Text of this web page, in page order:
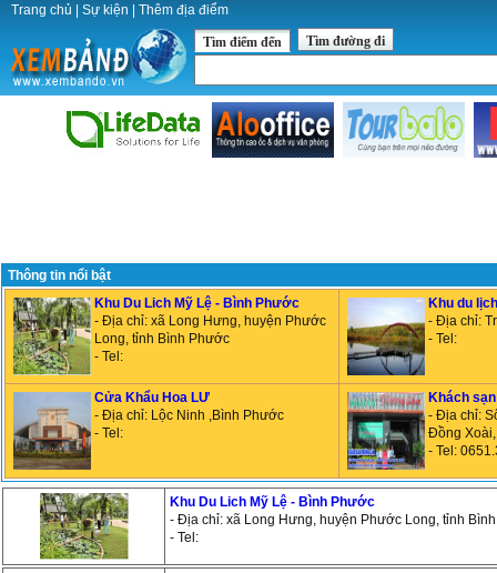
Trang chủ Sự kiện Thêm địa điểm
Tìm điểm đến Tìm đường đi
Thông tin nổi bật
Khu Du Lich Mỹ Lệ - Bình Phước
- Địa chỉ: xã Long Hưng, huyện Phước
Long, tỉnh Bình Phước
- Tel:
Khu du
- Địa chỉ:
- Tel:
Cửa Khẩu Hoa LƯ
- Địa chỉ: Lộc Ninh ,Bình Phước
- Tel:
Khách
- Địa chỉ:
Đồng
- Tel:
Khu Du Lich Mỹ Lệ - Bình Phước
- Địa chỉ: xã Long Hưng, huyện Phước Long, tỉnh
- Tel: